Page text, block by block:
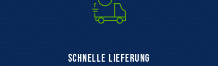
Schnelle Lieferung